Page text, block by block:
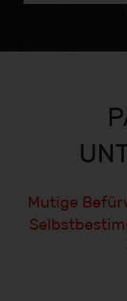
Mutige